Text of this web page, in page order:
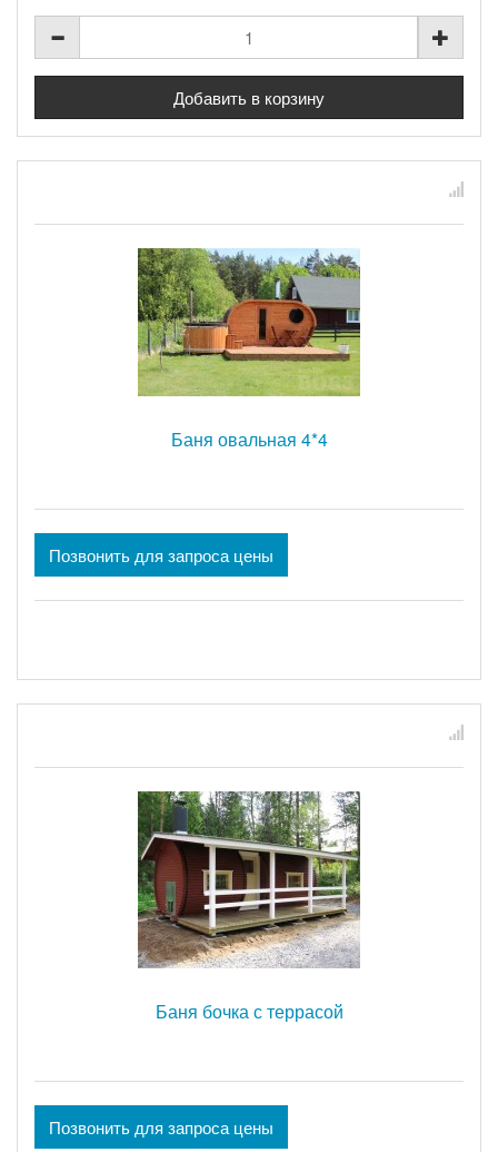
Баня овальная 4*4
Позвонить для запроса цены
Баня бочка с террасой
Позвонить для запроса цены